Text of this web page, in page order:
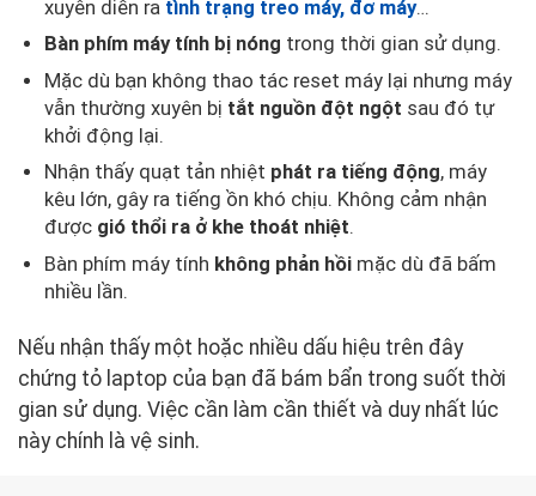
xuyên diễn ra tình trạng treo máy, đơ máy…
Bàn phím máy tính bị nóng trong thời gian sử dụng.
Mặc dù bạn không thao tác reset máy lại nhưng máy
vẫn thường xuyên bị tắt nguồn đột ngột sau đó tự
khởi động lại.
Nhận thấy quạt tản nhiệt phát ra tiếng động, máy
kêu lớn, gây ra tiếng ồn khó chịu. Không cảm nhận
đượcgió thổi ra ở khe thoát nhiệt.
Bàn phím máy tính không phản hồimặc dù đã bấm
nhiều lần.
Nếu nhận thấy một hoặc nhiều dấu hiệu trên đây
chứng tỏ laptop của bạn đã bám bẩn trong suốt thời
gian sử dụng. Việc cần làm cần thiết và duy nhất lúc
này chính là vệ sinh.